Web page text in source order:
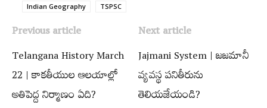
Indian Geography TSPSC
Previous article
Telangana History March
22 | కాకతీయుల ఆలయాల్లో
అతిపెద్ద నిర్మాణం ఏది?
Next article
Jajmani System | జజమానీ
వ్యవస్థ పనితీరును
తెలియజేయండి?